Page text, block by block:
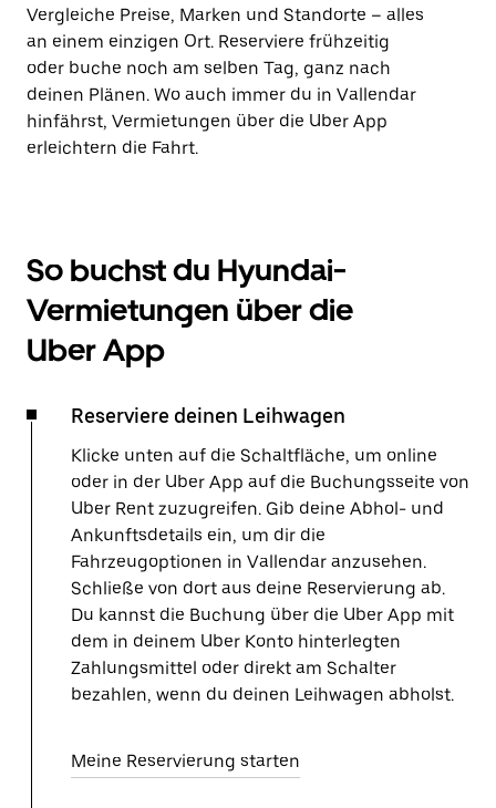
Vergleiche Preise, Marken und Standorte – alles
an einem einzigen Ort. Reserviere frühzeitig
oder buche noch am selben Tag, ganz nach
deinen Plänen. Wo auch immer du in Vallendar
hinfährst, Vermietungen über die Uber App
erleichtern die Fahrt.
So buchst du Hyundai-
Vermietungen über die
Uber App
Reserviere deinen Leihwagen
Klicke unten auf die Schaltfläche, um online
oder in der Uber App auf die Buchungsseite von
Uber Rent zuzugreifen. Gib deine Abhol- und
Ankunftsdetails ein, um dir die
Fahrzeugoptionen in Vallendar anzusehen.
Schließe von dort aus deine Reservierung ab.
Du kannst die Buchung über die Uber App mit
dem in deinem Uber Konto hinterlegten
Zahlungsmittel oder direkt am Schalter
bezahlen, wenn du deinen Leihwagen abholst.
Meine Reservierung starten